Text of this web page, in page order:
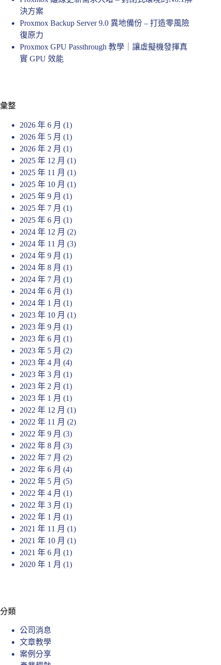
決方案
Proxmox Backup Server 9.0 異地備份 – 打造零風險
復原力
Proxmox GPU Passthrough 教學｜讓虛擬機發揮真
實 GPU 效能
彙整
2026 年 6 月 (1)
2026 年 5 月 (1)
2026 年 2 月 (1)
2025 年 12 月 (1)
2025 年 11 月 (1)
2025 年 10 月 (1)
2025 年 9 月 (1)
2025 年 7 月 (1)
2025 年 6 月 (1)
2024 年 12 月 (2)
2024 年 11 月 (3)
2024 年 9 月 (1)
2024 年 8 月 (1)
2024 年 7 月 (1)
2024 年 6 月 (1)
2024 年 1 月 (1)
2023 年 10 月 (1)
2023 年 9 月 (1)
2023 年 6 月 (1)
2023 年 5 月 (2)
2023 年 4 月 (4)
2023 年 3 月 (1)
2023 年 2 月 (1)
2023 年 1 月 (1)
2022 年 12 月 (1)
2022 年 11 月 (2)
2022 年 9 月 (3)
2022 年 8 月 (3)
2022 年 7 月 (2)
2022 年 6 月 (4)
2022 年 5 月 (5)
2022 年 4 月 (1)
2022 年 3 月 (1)
2022 年 1 月 (1)
2021 年 11 月 (1)
2021 年 10 月 (1)
2021 年 6 月 (1)
2020 年 1 月 (1)
分類
公司消息
文章教學
案例分享